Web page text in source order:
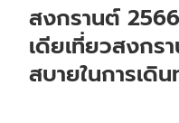
สงกรานต์
เดียเที่ยวสงกร
สบายในการเดิน